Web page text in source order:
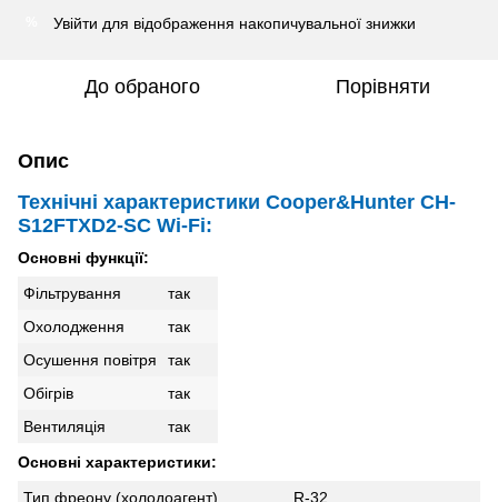
Увійти для відображення накопичувальної знижки
До обраного Порівняти
Опис
Технічні характеристики Cooper&Hunter CH-
S12FTXD2-SC Wi-Fi:
Основні функції:
Фільтрування
так
Охолодження
так
Осушення повітря
так
Обігрів
так
Вентиляція
так
Основні характеристики:
Тип фреону (холодоагент)
R-32